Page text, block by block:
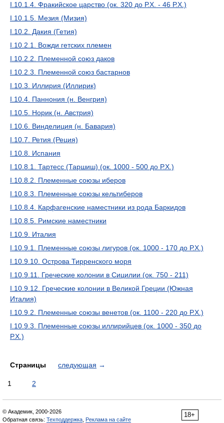
I.10.1.4. Фракийское царство (ок. 320 до Р.Х. - 46 Р.Х.)
I.10.1.5. Мезия (Мизия)
I.10.2. Дакия (Гетия)
I.10.2.1. Вожди гетских племен
I.10.2.2. Племенной союз даков
I.10.2.3. Племенной союз бастарнов
I.10.3. Иллирия (Иллирик)
I.10.4. Паннония (н. Венгрия)
I.10.5. Норик (н. Австрия)
I.10.6. Винделиция (н. Бавария)
I.10.7. Ретия (Реция)
I.10.8. Испания
I.10.8.1. Тартесс (Таршиш) (ок. 1000 - 500 до Р.Х.)
I.10.8.2. Племенные союзы иберов
I.10.8.3. Племенные союзы кельтиберов
I.10.8.4. Карфагенские наместники из рода Баркидов
I.10.8.5. Римские наместники
I.10.9. Италия
I.10.9.1. Племенные союзы лигуров (ок. 1000 - 170 до Р.Х.)
I.10.9.10. Острова Тирренского моря
I.10.9.11. Греческие колонии в Сицилии (ок. 750 - 211)
I.10.9.12. Греческие колонии в Великой Греции (Южная
Италия)
I.10.9.2. Племенные союзы венетов (ок. 1100 - 220 до Р.Х.)
I.10.9.3. Племенные союзы иллирийцев (ок. 1000 - 350 до
Р.Х.)
Страницы следующая →
1 2
18+
© Академик, 2000-2026
Обратная связь: Техподдержка Реклама на сайте